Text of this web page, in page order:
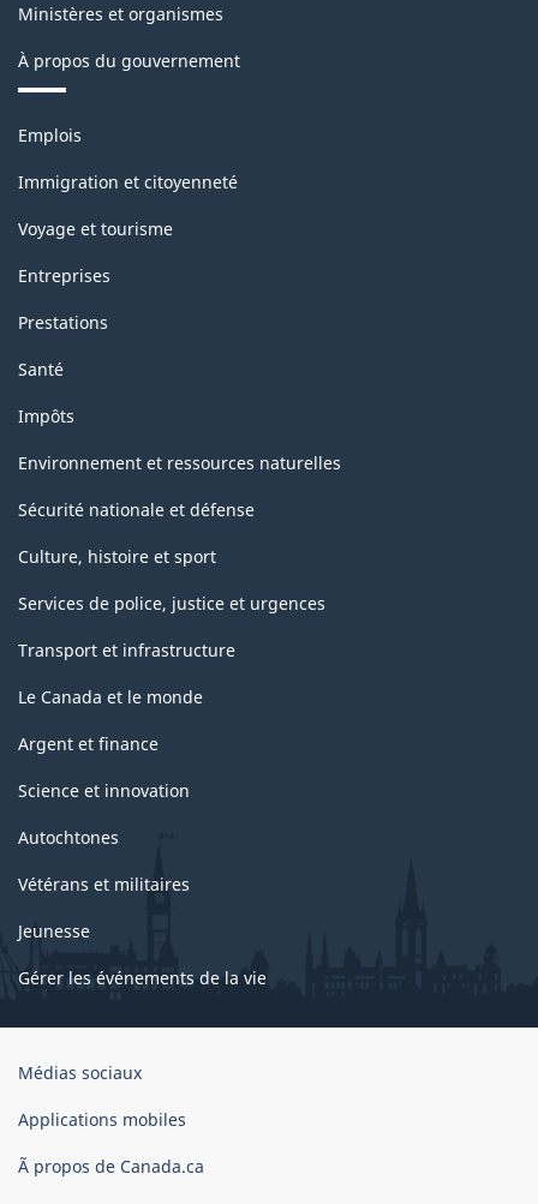
Ministères et organismes
À propos du gouvernement
Thèmes
sujets
Emplois
Immigration et citoyenneté
Voyage et tourisme
Entreprises
Prestations
Santé
Impôts
Environnement et ressources naturelles
Sécurité nationale et défense
Culture, histoire et sport
Services de police, justice et urgences
Transport et infrastructure
Le Canada et le monde
Argent et finance
Science et innovation
Autochtones
Vétérans et militaires
Jeunesse
Gérer les événements de la vie
Organisation
gouvernement
Canada
Médias sociaux
Applications mobiles
Ã propos de Canada.ca